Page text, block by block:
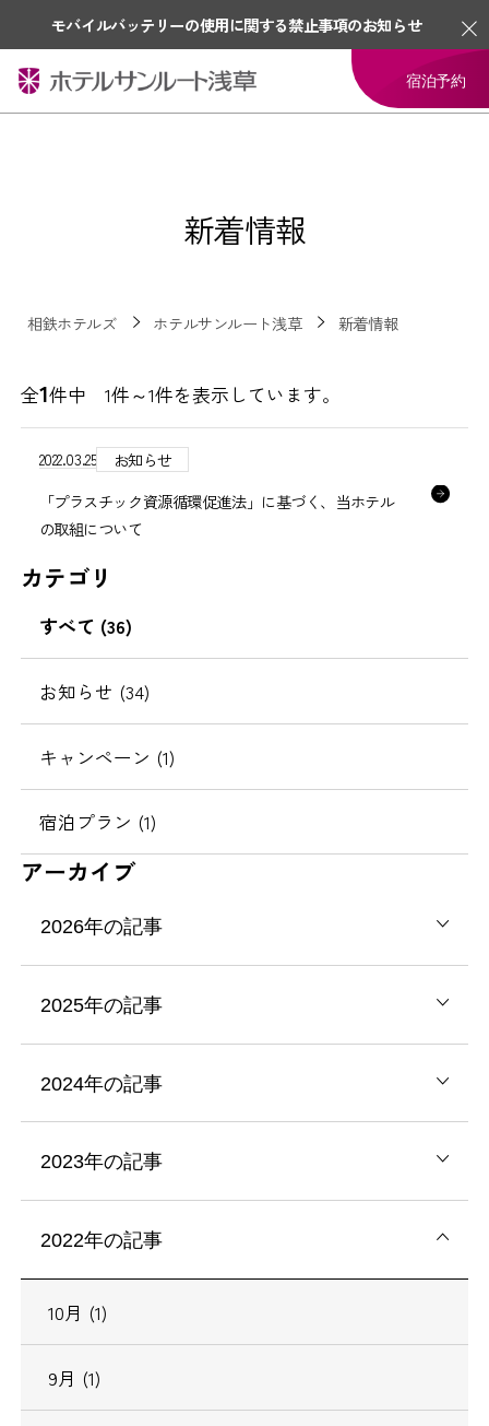
モバイルバッテリーの使用に関する禁止事項のお知らせ
宿泊予約
新着情報
相鉄ホテルズ ホテルサンルート浅草 新着情報
全1件中 1件～1件を表示しています。
2022.03.25
お知らせ
「プラスチック資源循環促進法」に基づく、当ホテル
の取組について
カテゴリ
すべて (36)
お知らせ (34)
キャンペーン (1)
宿泊プラン (1)
アーカイブ
2026年の記事
2025年の記事
2024年の記事
2023年の記事
2022年の記事
10月 (1)
9月 (1)